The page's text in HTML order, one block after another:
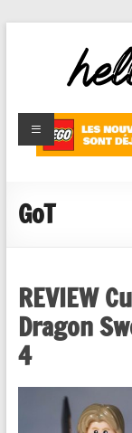
Blog LEGO,
nouveaut�s
reviews
GoT
REVIEW
Dragon
4